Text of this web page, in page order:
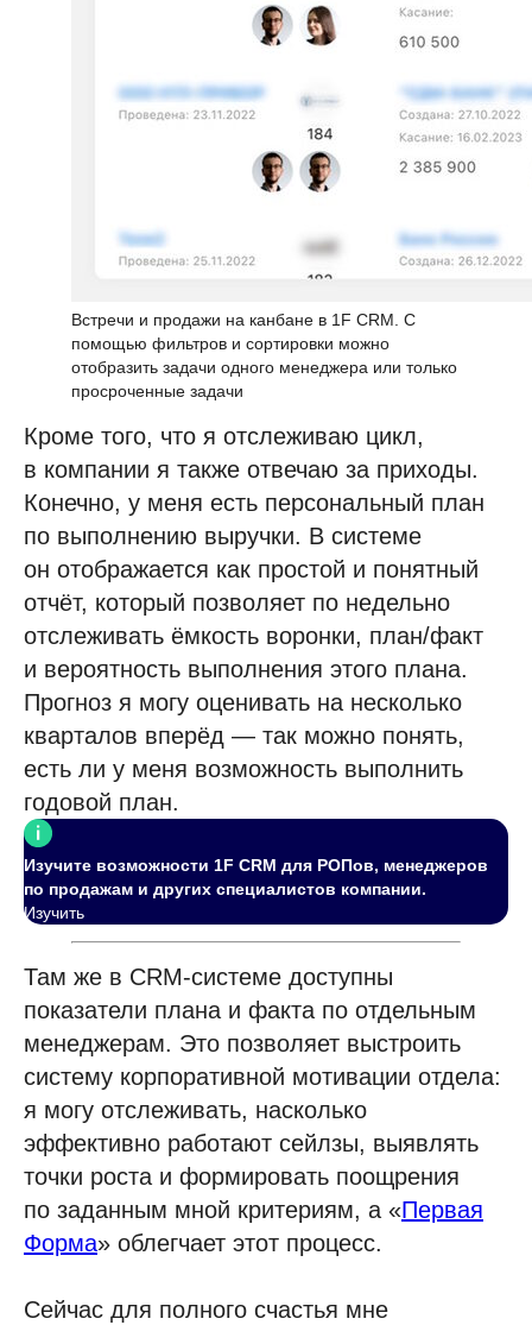
Встречи и продажи на канбане в 1F CRM. С
помощью фильтров и сортировки можно
отобразить задачи одного менеджера или только
просроченные задачи
Кроме того, что я отслеживаю цикл,
в компании я также отвечаю за приходы.
Конечно, у меня есть персональный план
по выполнению выручки. В системе
он отображается как простой и понятный
отчёт, который позволяет по недельно
отслеживать ёмкость воронки, план/факт
и вероятность выполнения этого плана.
Прогноз я могу оценивать на несколько
кварталов вперёд — так можно понять,
есть ли у меня возможность выполнить
годовой план.
Изучите возможности 1F CRM для РОПов, менеджеров
по продажам и других специалистов компании.
Изучить
Там же в CRM-системе доступны
показатели плана и факта по отдельным
менеджерам. Это позволяет выстроить
систему корпоративной мотивации отдела:
я могу отслеживать, насколько
эффективно работают сейлзы, выявлять
точки роста и формировать поощрения
по заданным мной критериям, а «Первая
Форма» облегчает этот процесс.
Сейчас для полного счастья мне
Нажимая на кнопку, я принимаю
соглашение об обработке персональных
Полезные статьи
об управлении организацией,
обновления системы
и новости о мероприятиях
С чего начать
Скачать приложение
Презентации и буклеты
Справочные материалы
Руководство пользователя
Руководство администратора
Руководство по
техобслуживанию
Мобильное приложение
Персональные данные
Обновления платформы
Технические требования
Пилотный проект